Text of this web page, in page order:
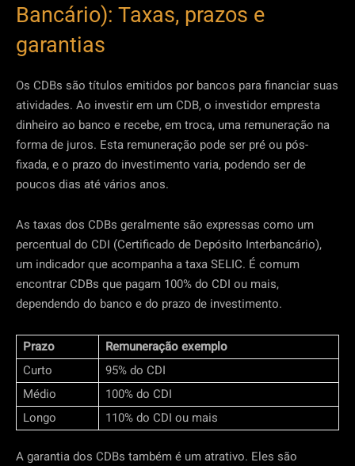
Bancário): Taxas, prazos e
garantias
Os CDBs são títulos emitidos por bancos para financiar suas
atividades. Ao investir em um CDB, o investidor empresta
dinheiro ao banco e recebe, em troca, uma remuneração na
forma de juros. Esta remuneração pode ser pré ou pós-
fixada, e o prazo do investimento varia, podendo ser de
poucos dias até vários anos.
As taxas dos CDBs geralmente são expressas como um
percentual do CDI (Certificado de Depósito Interbancário),
um indicador que acompanha a taxa SELIC. É comum
encontrar CDBs que pagam 100% do CDI ou mais,
dependendo do banco e do prazo de investimento.
Prazo
Remuneração exemplo
Curto
95% do CDI
Médio
100% do CDI
Longo
110% do CDI ou mais
A garantia dos CDBs também é um atrativo. Eles são